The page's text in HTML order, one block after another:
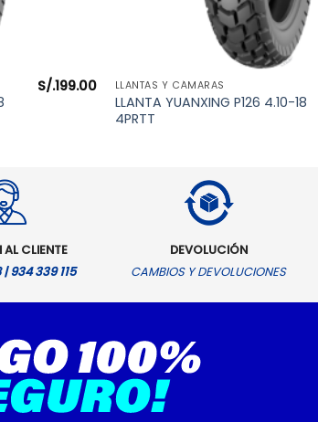
S/.199.00 VISTA RÁPIDA
LLANTAS Y CÁMARAS
LLANTA YUANXING P126 4.10-18
4PRTT
CLIENTE
934 339 115
DEVOLUCIÓN
CAMBIOS Y DEVOLUCIONES